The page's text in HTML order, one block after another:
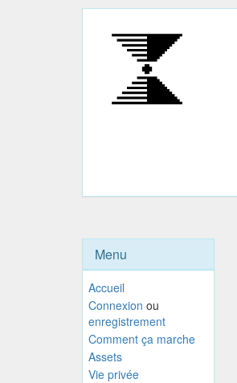
Menu
Accueil
Connexion ou
enregistrement
Comment ça marche
Assets
Vie privée